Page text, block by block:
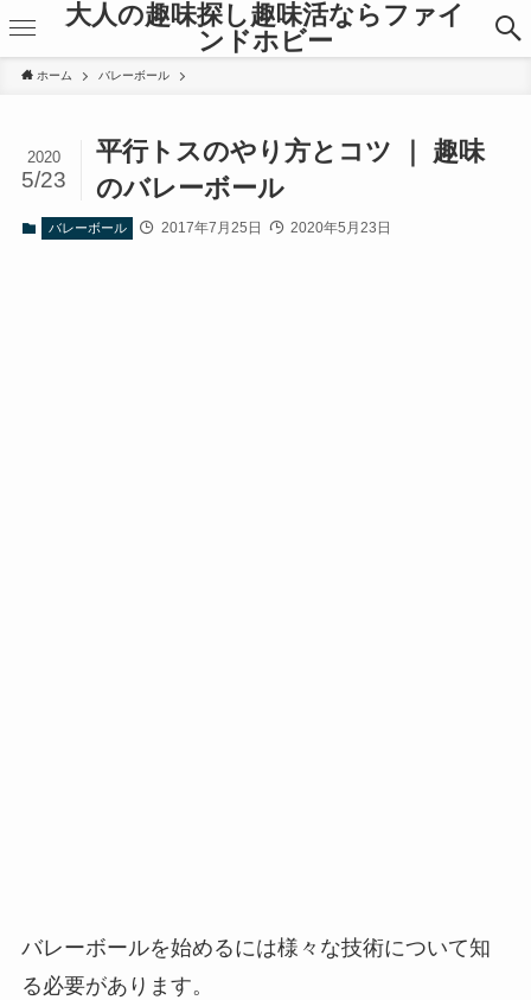
大人の趣味探し趣味活ならファイ
ンドホビー
ホーム バレーボール
平行トスのやり方とコツ ｜ 趣味
のバレーボール
2020
5/23
バレーボール 2017年7月25日 2020年5月23日
バレーボールを始めるには様々な技術について知
る必要があります。